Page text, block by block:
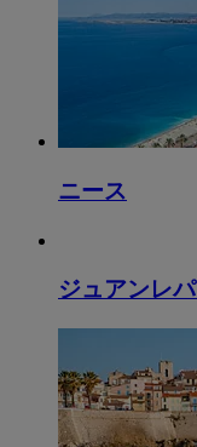
ニース
ジュアンレ